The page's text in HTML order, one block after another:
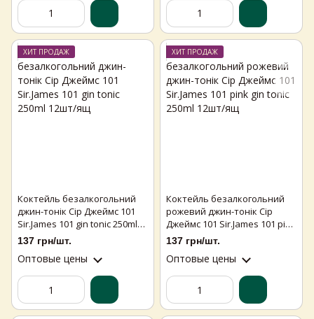
ХИТ ПРОДАЖ
Коктейль безалкогольний
джин-тонік Сір Джеймс 101
Sir.James 101 gin tonic 250ml
12шт/ящ
137 грн/шт.
Оптовые цены
ХИТ ПРОДАЖ
Коктейль безалкогольний
рожевий джин-тонік Сір
Джеймс 101 Sir.James 101 pink
gin tonic 250ml 12шт/ящ
137 грн/шт.
Оптовые цены